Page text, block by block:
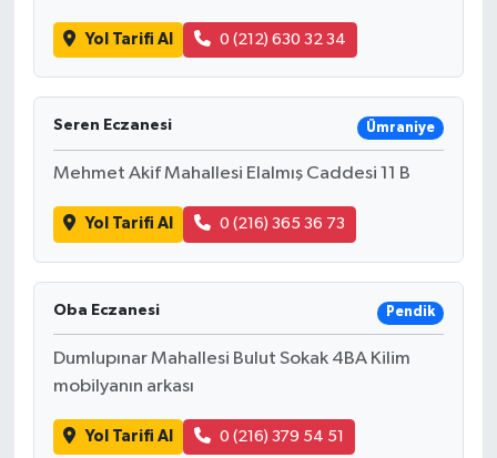
Yol Tarifi Al 0 (212) 630 32 34
Seren Eczanesi Ümraniye
Mehmet Akif Mahallesi Elalmış Caddesi 11 B
Yol Tarifi Al 0 (216) 365 36 73
Oba Eczanesi Pendik
Dumlupınar Mahallesi Bulut Sokak 4BA Kilim
mobilyanın arkası
Yol Tarifi Al 0 (216) 379 54 51